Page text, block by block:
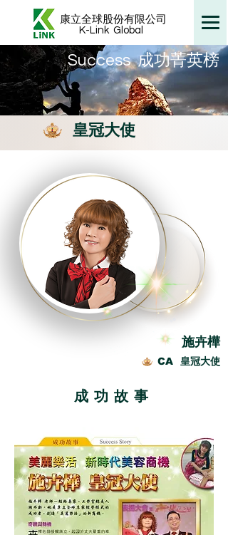
康立全球股份有限公司
K-Link Global
​Success 成功菁英榜
皇冠大使
施卉樺
CA 皇冠大使
成功故事